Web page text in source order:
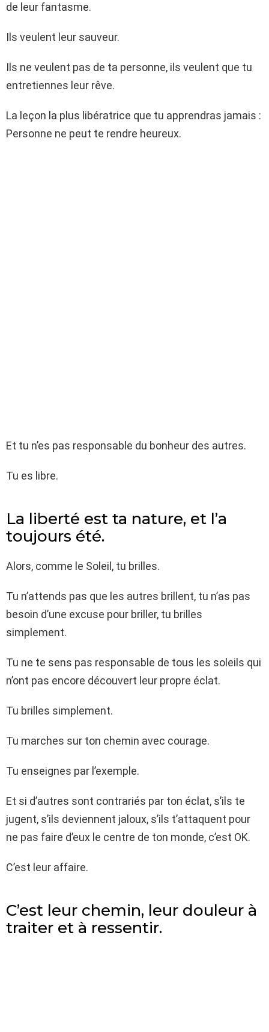
de leur fantasme.
Ils veulent leur sauveur.
Ils ne veulent pas de ta personne, ils veulent que tu
entretiennes leur rêve.
La leçon la plus libératrice que tu apprendras jamais :
Personne ne peut te rendre heureux.
Et tu n’es pas responsable du bonheur des autres.
Tu es libre.
La liberté est ta nature, et l’a
toujours été.
Alors, comme le Soleil, tu brilles.
Tu n’attends pas que les autres brillent, tu n’as pas
besoin d’une excuse pour briller, tu brilles
simplement.
Tu ne te sens pas responsable de tous les soleils qui
n’ont pas encore découvert leur propre éclat.
Tu brilles simplement.
Tu marches sur ton chemin avec courage.
Tu enseignes par l’exemple.
Et si d’autres sont contrariés par ton éclat, s’ils te
jugent, s’ils deviennent jaloux, s’ils t’attaquent pour
ne pas faire d’eux le centre de ton monde, c’est OK.
C’est leur affaire.
C’est leur chemin, leur douleur à
traiter et à ressentir.